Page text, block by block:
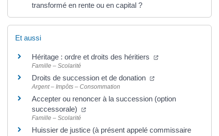
transformé en rente ou en capital ?
Et aussi
Héritage : ordre et droits des héritiers
Famille – Scolarité
Droits de succession et de donation
Argent – Impôts – Consommation
Accepter ou renoncer à la succession (option
successorale)
Famille – Scolarité
Huissier de justice (à présent appelé commissaire